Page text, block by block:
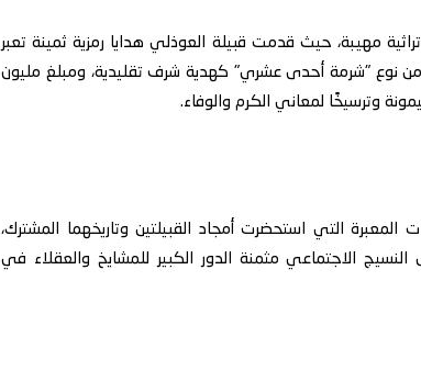
مهيبة، حيث قدمت قبيلة العوذلي هدايا رمزية ثمينة تعبر
من نوع "شرمة أحدى عشري" كهدية شرف تقليدية، ومبلغ مليون
وترسيخًا لمعاني الكرم والوفاء.
التي استحضرت أمجاد القبيلتين وتاريخهما المشترك،
الاجتماعي مثمنة الدور الكبير للمشايخ والعقلاء في